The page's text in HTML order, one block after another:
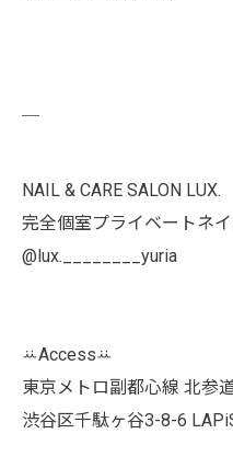
NAIL & CARE SALON LUX.
完全個室プライベートネ
@lux.________yuria
ꕁAccessꕁ
東京メトロ副都心線 北参
渋谷区千駄ヶ谷3-8-6